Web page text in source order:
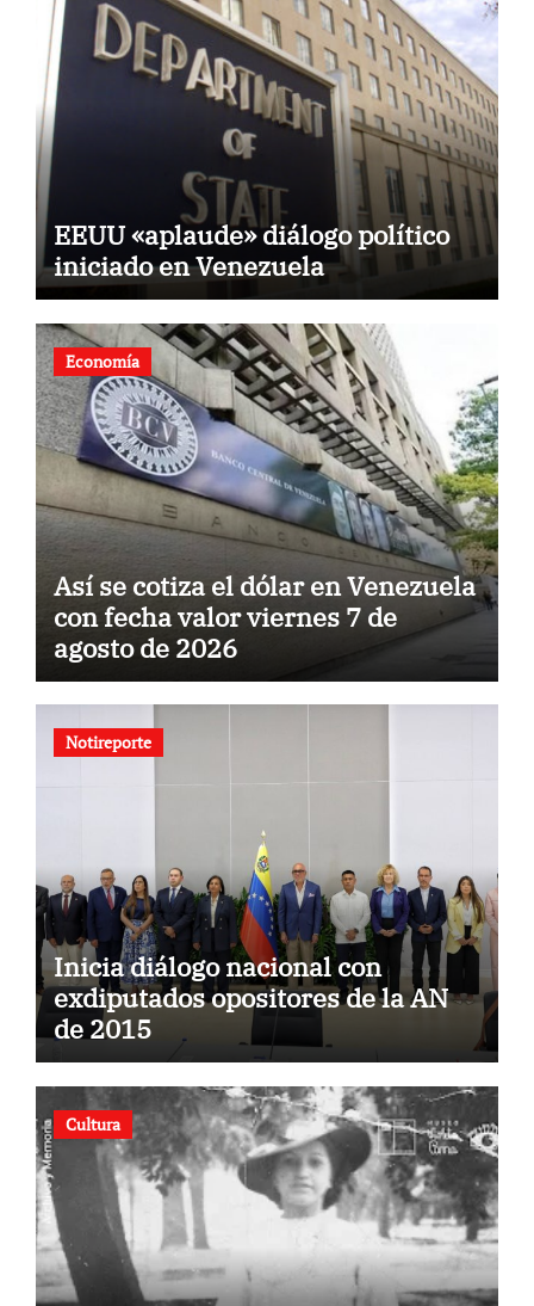
EEUU «aplaude» diálogo político
iniciado en Venezuela
Economía
Así se cotiza el dólar en Venezuela
con fecha valor viernes 7 de
agosto de 2026
Notireporte
Inicia diálogo nacional con
exdiputados opositores de la AN
de 2015
Cultura